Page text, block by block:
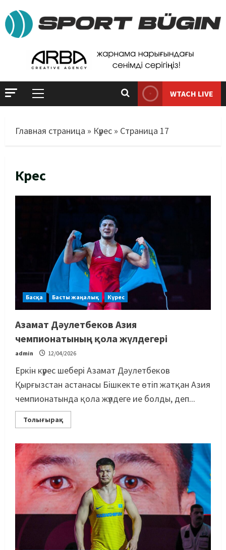
WTACH LIVE
Главная страница » Күрес » Страница 17
Күрес
Басқа Басты жаңалық Күрес
Азамат Дәулетбеков Азия
чемпионатының қола жүлдегері
admin 12/04/2026
Еркін күрес шебері Азамат Дәулетбеков
Қырғызстан астанасы Бішкекте өтіп жатқан Азия
чемпионатында қола жүлдеге ие болды, деп...
Толығырақ